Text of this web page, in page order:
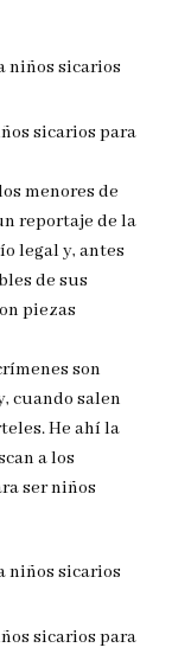
sicarios para
menores de
reportaje de la
legal y, antes
de sus
piezas
son
cuando salen
He ahí la
a los
ser niños
sicarios para